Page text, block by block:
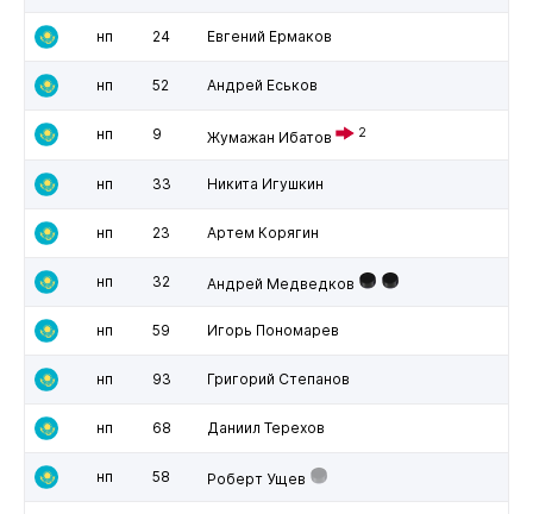
нп 24 Евгений Ермаков
нп 52 Андрей Еськов
нп 9 Жумажан Ибатов 2
нп 33 Никита Игушкин
нп 23 Артем Корягин
нп 32 Андрей Медведков
нп 59 Игорь Пономарев
нп 93 Григорий Степанов
нп 68 Даниил Терехов
нп 58 Роберт Ущев